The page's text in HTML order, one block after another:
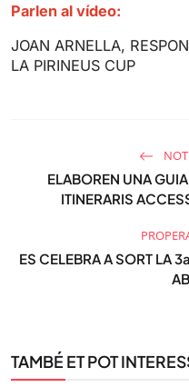
Parlen al vídeo:
JOAN ARNELLA,
LA PIRINEUS CUP
ELABOREN UNA
ITINERARIS
ES CELEBRA A SORT LA
TAMBÉ ET POT